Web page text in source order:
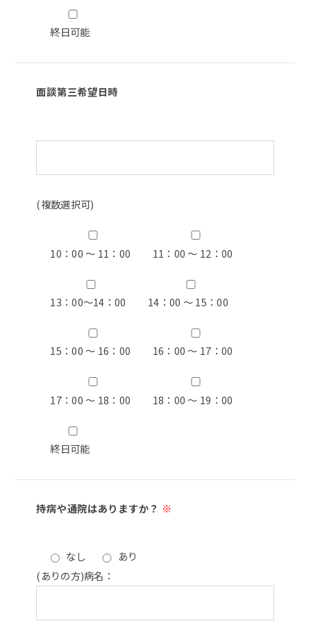
終日可能
面談第三希望日時
(複数選択可)
10：00 ～ 11：00 11：00 ～ 12：00
13：00〜14：00 14：00 ～ 15：00
15：00 ～ 16：00 16：00 ～ 17：00
17：00 ～ 18：00 18：00 ～ 19：00
終日可能
持病や通院はありますか？ ※
なし
あり
(ありの方)病名：